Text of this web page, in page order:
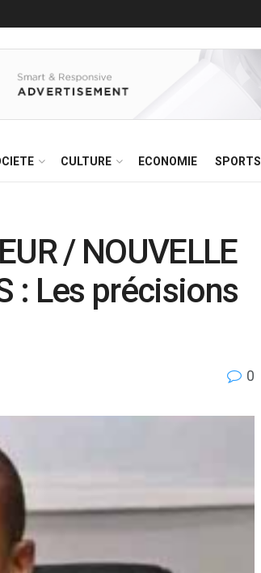
CULTURE ECONOMIE SPORTS
/ NOUVELLE
: Les précisions
0